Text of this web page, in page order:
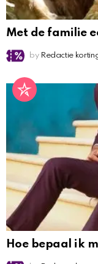
Met de familie
by Redactie
Hoe bepaal ik